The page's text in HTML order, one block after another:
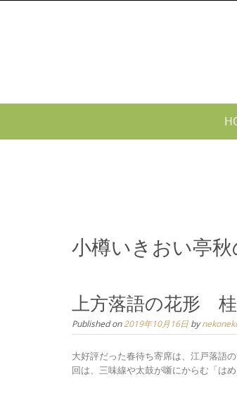
小樽いきおい亭秋
上方落語の花形
Published on2019年10月16日 by
大好評だった春待ち寄席は、江戸落語
回は、三味線や太鼓が噺にからむ「は